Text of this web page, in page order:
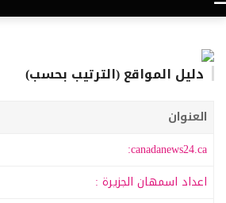
دليل المواقع (الترتيب بحسب)
العنوان
canadanews24.ca:
اعداد اسمهان الجزيرة :